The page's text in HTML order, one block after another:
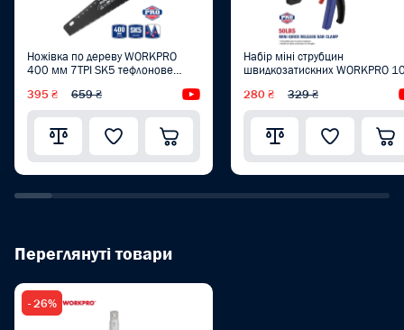
Ножівка по дереву WORKPRO
400 мм 7TPI SK5 тефлонове
395 ₴ 659 ₴ Відеоогляд
Набір міні струбцин
швидкозатискних WORKPRO
280 ₴ 329 ₴
Переглянуті товари
- 26%